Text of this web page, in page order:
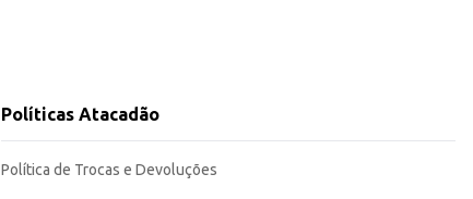
Políticas Atacadão
Política de Trocas e Devoluções